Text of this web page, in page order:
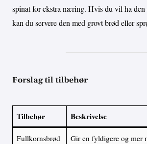
spinat for ekstra næring. Hvis du vil ha den
kan du servere den med grovt brød eller
Forslag til tilbehør
Tilbehør Beskrivelse
Fullkornsbrød Gir en fyldigere og mer